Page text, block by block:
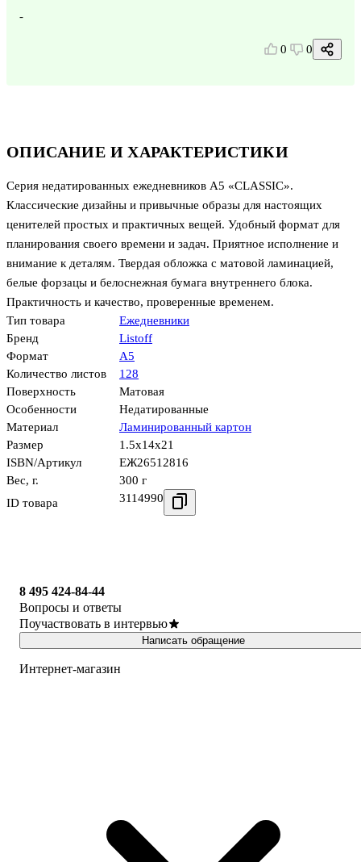
ОПИСАНИЕ И ХАРАКТЕРИСТИКИ
Серия недатированных ежедневников А5 «CLASSIC».
Классические дизайны и привычные образы для настоящих
ценителей простых и практичных вещей. Удобный формат для
планирования своего времени и задач. Приятное исполнение и
внимание к деталям. Твердая обложка с матовой ламинацией,
белые форзацы и белоснежная бумага внутреннего блока.
Практичность и качество, проверенные временем.
Тип товара
Ежедневники
Бренд
Listoff
Формат
А5
Количество листов
128
Поверхность
Матовая
Особенности
Недатированные
Материал
Ламинированный картон
Размер
1.5x14x21
ISBN/Артикул
ЕЖ26512816
Вес, г.
300 г
ID товара
3114990
-
0 0
8 495 424-84-44
Вопросы и ответы
Поучаствовать в интервью
Написать обращение
Интернет-магазин